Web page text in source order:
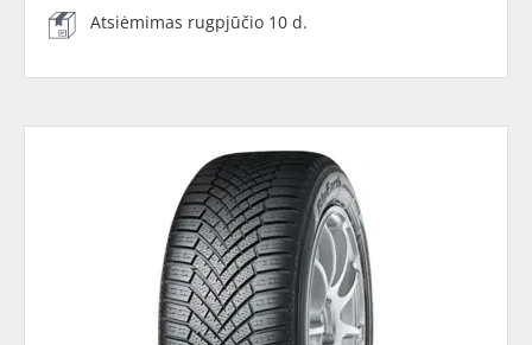
Atsiėmimas rugpjūčio 10 d.